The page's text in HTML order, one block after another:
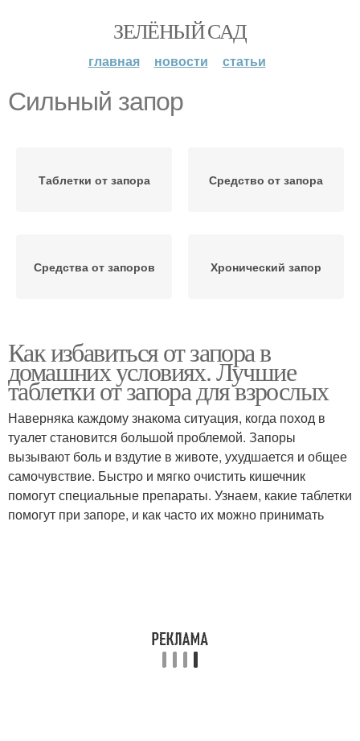
ЗЕЛЁНЫЙ САД
главная новости статьи
Сильный запор
Таблетки от запора Средство от запора
Средства от запоров Хронический запор
Как избавиться от запора в
домашних условиях. Лучшие
таблетки от запора для взрослых
Наверняка каждому знакома ситуация, когда поход в
туалет становится большой проблемой. Запоры
вызывают боль и вздутие в животе, ухудшается и общее
самочувствие. Быстро и мягко очистить кишечник
помогут специальные препараты. Узнаем, какие таблетки
помогут при запоре, и как часто их можно принимать